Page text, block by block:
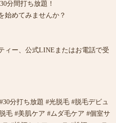
分間打ち放題！
始めてみませんか？
ィー、公式LINEまたはお電話で受
分打ち放題 #光脱毛 #脱毛デビュ
毛 #美肌ケア #ムダ毛ケア #個室サ